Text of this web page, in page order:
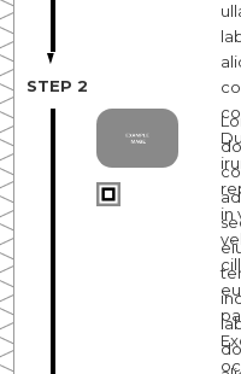
in
STEP 2